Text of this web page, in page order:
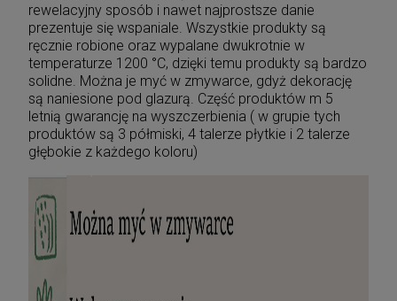
rewelacyjny sposób i nawet najprostsze danie
prezentuje się wspaniale. Wszystkie produkty są
ręcznie robione oraz wypalane dwukrotnie w
temperaturze 1200 °C, dzięki temu produkty są bardzo
solidne. Można je myć w zmywarce, gdyż dekorację
są naniesione pod glazurą. Część produktów m 5
letnią gwarancję na wyszczerbienia ( w grupie tych
produktów są 3 półmiski, 4 talerze płytkie i 2 talerze
głębokie z każdego koloru)